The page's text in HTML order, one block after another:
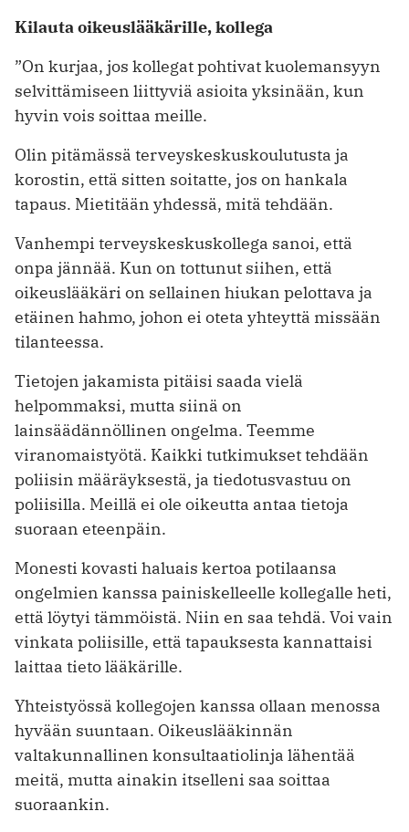
Kilauta oikeuslääkärille, kollega
”On kurjaa, jos kollegat pohtivat kuolemansyyn
selvittämiseen liittyviä asioita yksinään, kun
hyvin vois soittaa meille.
Olin pitämässä terveyskeskuskoulutusta ja
korostin, että sitten soitatte, jos on hankala
tapaus. Mietitään yhdessä, mitä tehdään.
Vanhempi terveyskeskuskollega sanoi, että
onpa jännää. Kun on tottunut siihen, että
oikeuslääkäri on sellainen hiukan pelottava ja
etäinen hahmo, johon ei oteta yhteyttä missään
tilanteessa.
Tietojen jakamista pitäisi saada vielä
helpommaksi, mutta siinä on
lainsäädännöllinen ongelma. Teemme
viranomaistyötä. Kaikki tutkimukset tehdään
poliisin määräyksestä, ja tiedotusvastuu on
poliisilla. Meillä ei ole oikeutta antaa tietoja
suoraan eteenpäin.
Monesti kovasti haluais kertoa potilaansa
ongelmien kanssa painiskelleelle kollegalle heti,
että löytyi tämmöistä. Niin en saa tehdä. Voi vain
vinkata poliisille, että tapauksesta kannattaisi
laittaa tieto lääkärille.
Yhteistyössä kollegojen kanssa ollaan menossa
hyvään suuntaan. Oikeuslääkinnän
valtakunnallinen konsultaatiolinja lähentää
meitä, mutta ainakin itselleni saa soittaa
suoraankin.